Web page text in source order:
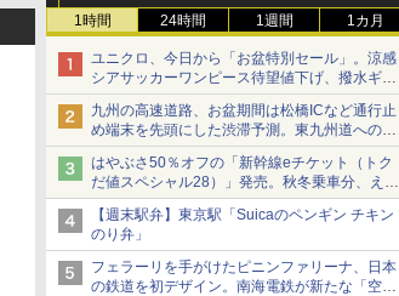
1時間 24時間 1週間 1カ月
ユニクロ、今日から「お盆特別セール」。涼感
シアサッカーワンピース待望値下げ、撥水ギア
ショーツは1990円に
九州の高速道路、お盆期間は松橋ICなど通行止
め端末を先頭にした渋滞予測。東九州道への迂
回は料金調整を実施
はやぶさ50％オフの「新幹線eチケット（トク
だ値スペシャル28）」発売。秋冬乗車分、えき
ねっと限定
【週末駅弁】東京駅「Suicaのペンギン チキン
のり弁」
フェラーリを手がけたピニンファリーナ、日本
の鉄道を初デザイン。南海電鉄が新たな「空港